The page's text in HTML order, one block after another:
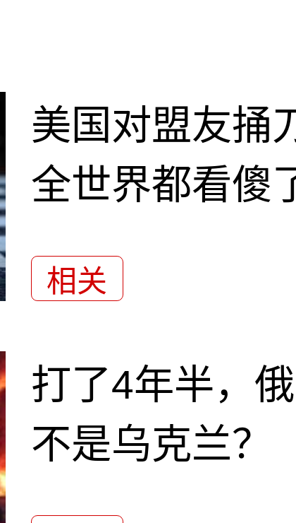
美国对盟友捅
全世界都看傻
相关
打了4年半，
不是乌克兰？